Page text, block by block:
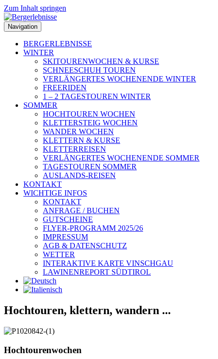
Zum Inhalt springen
Navigation
BERGERLEBNISSE
WINTER
SKITOURENWOCHEN & KURSE
SCHNEESCHUH TOUREN
VERLÄNGERTES WOCHENENDE WINTER
FREERIDEN
1 – 2 TAGESTOUREN WINTER
SOMMER
HOCHTOUREN WOCHEN
KLETTERSTEIG WOCHEN
WANDER WOCHEN
KLETTERN & KURSE
KLETTERREISEN
VERLÄNGERTES WOCHENENDE SOMMER
TAGESTOUREN SOMMER
AUSLANDS-REISEN
KONTAKT
WICHTIGE INFOS
KONTAKT
ANFRAGE / BUCHEN
GUTSCHEINE
FLYER-PROGRAMM 2025/26
IMPRESSUM
AGB & DATENSCHUTZ
WETTER
INTERAKTIVE KARTE VINSCHGAU
LAWINENREPORT SÜDTIROL
Hochtouren, klettern, wandern ...
Hochtourenwochen